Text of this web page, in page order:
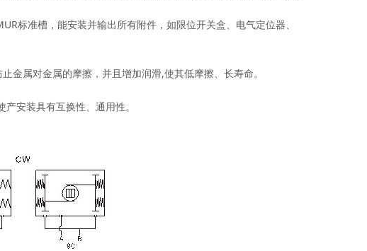
标准槽，能安装并输出所有附件，如限位开关盒、电气定位器、
金属对金属的摩擦，并且增加润滑,使其低摩擦、长寿命。
安装具有互换性、通用性。